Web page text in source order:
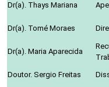
Dr(a). Thays Mariana
Dr(a). Tomé Moraes
Dr(a). Maria Aparecida
Doutor. Sergio Freitas